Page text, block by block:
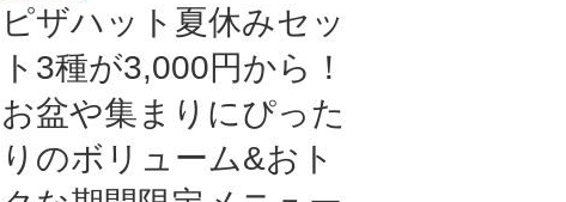
ピザハット夏休みセッ
ト3種が3,000円から！
お盆や集まりにぴった
りのボリューム&おト